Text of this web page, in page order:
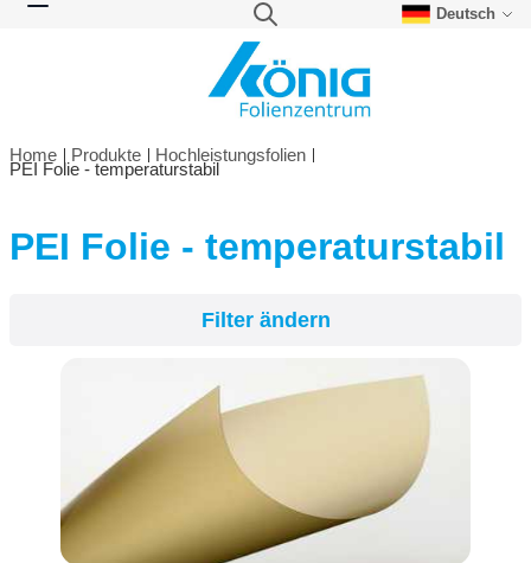
Suche
Deutsch
Home Produkte Hochleistungsfolien
PEI Folie - temperaturstabil
Filter ändern
PEI Folie - temperaturstabil
Filter ändern